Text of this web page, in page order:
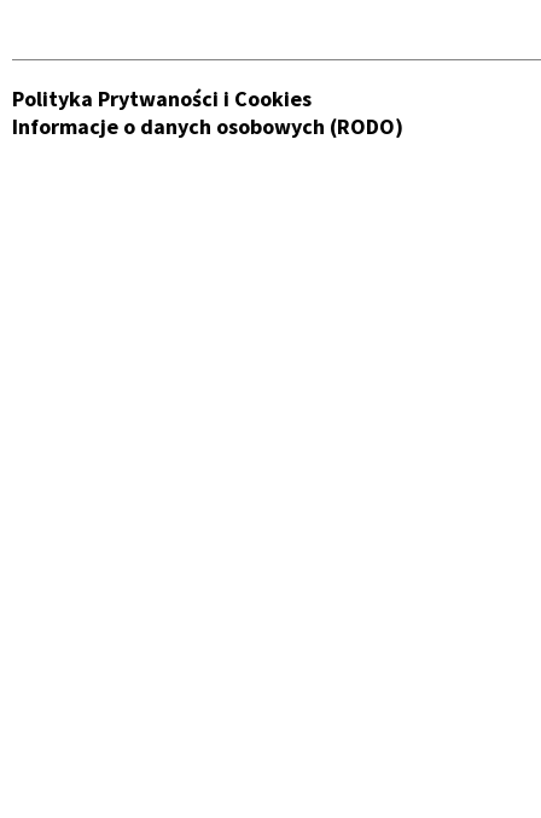
Polityka Prytwaności i Cookies
Informacje o danych osobowych (RODO)